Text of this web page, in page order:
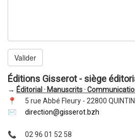
Valider
Éditions Gisserot - siège
→ Éditorial · Manuscrits ·
📍 5 rue Abbé Fleury - 22800 QUINTIN
✉️direction@gisserot.bzh
📞 02 96 01 52 58